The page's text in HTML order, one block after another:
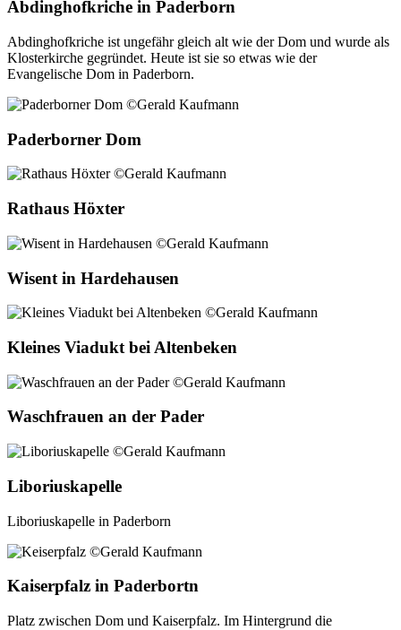
Abdinghofkriche in Paderborn
Abdinghofkriche ist ungefähr gleich alt wie der Dom und wurde als
Klosterkirche gegründet. Heute ist sie so etwas wie der
Evangelische Dom in Paderborn.
Paderborner Dom
Rathaus Höxter
Wisent in Hardehausen
Kleines Viadukt bei Altenbeken
Waschfrauen an der Pader
Liboriuskapelle
Liboriuskapelle in Paderborn
Kaiserpfalz in Paderbortn
Platz zwischen Dom und Kaiserpfalz. Im Hintergrund die